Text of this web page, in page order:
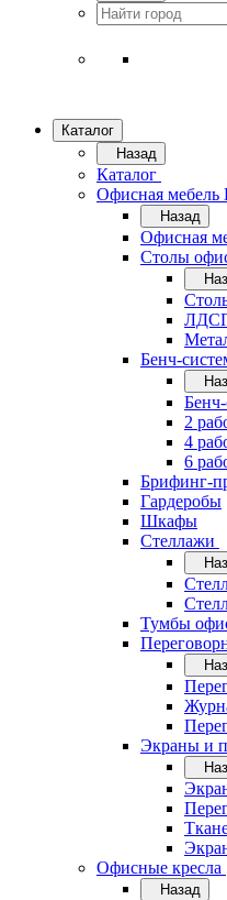
Каталог
Назад
Каталог
Офисная
Назад
Офисная
Cтолы
Бенч-
2
4
6
Брифинг-
Гардеробы
Шкафы
Стеллажи
Тумбы
Экраны и
Офисные кресла
Назад